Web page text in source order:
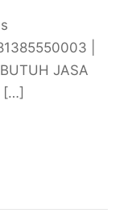
|
JASA
[…]